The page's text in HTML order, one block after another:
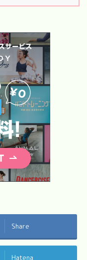
Share
Hatena